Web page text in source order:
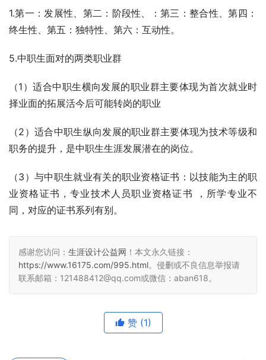
1.第一：发展性、第二：阶段性、：第三：整合性、第四：
终生性、第五：独特性、第六：互动性。
5.中职生面对的两类职业群
（1）适合中职生横向发展的职业群主要体现为首次就业时
择业面的拓展活今后可能转岗的职业
（2）适合中职生纵向发展的职业群主要体现为技术等级和
职务的提升，是中职生生涯发展潜在的岗位。
（3）与中职生就业有关的职业资格证书：以技能为主的职
业资格证书，专业技术人员职业资格证书 ，所学专业不
同，对应的证书系列有别。
感谢您访问： 生涯设计公益网 ！本文永久链接：
https://www.16175.com/995.html。侵删或不良信息举报请
联系邮箱：121488412@qq.com或微信：aban618。
赞 (1)